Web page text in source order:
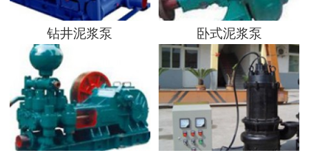
钻井泥浆泵 卧式泥浆泵